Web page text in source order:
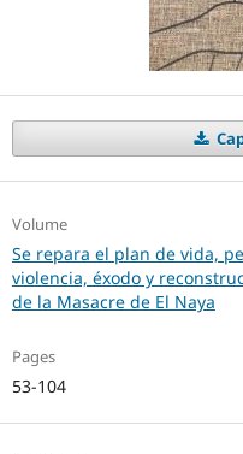
Volume
Se repara el plan de vida,
violencia, éxodo y
de la Masacre de El Naya
Pages
53-104